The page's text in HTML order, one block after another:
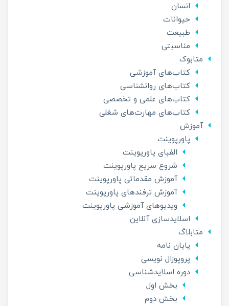
انسان
حیوانات
طبیعت
مناسبتی
متابوک
کتاب‌های آموزشی
کتاب‌های روانشناسی
کتاب‌‌های علمی و تخصصی
کتاب‌های مهارت‌های شغلی
آموزش
پاورپوینت
الفبای پاورپوینت
شروع سریع پاورپوینت
آموزش مقدماتی پاورپوینت
آموزش ترفندهای پاورپوینت
ویدیوهای آموزشی پاورپوینت
اسلاید‌سازی آنلاین
متابلاگ
پایان نامه
پروپوزال نویسی
دوره اسلایدشناسی
بخش اول
بخش دوم